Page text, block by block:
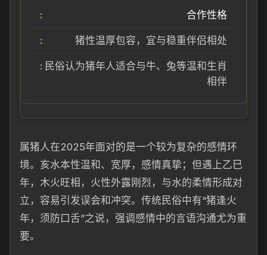
合作性格
猪性温厚包容，宜与稳重伴侣相处
民俗认为猪年人适合与牛、兔等温和生肖
相伴
属猪人在2025年面对的是一个较为复杂的感情环
境。亥水本性温和、宽厚，感情真挚；但遇上乙巳
年，木火旺相，火性外露刚烈，与水的柔情形成对
立，容易引发误会和冲突。传统民俗中有“猪逢火
年，须防口舌”之说，强调感情中的言语沟通尤为重
要。